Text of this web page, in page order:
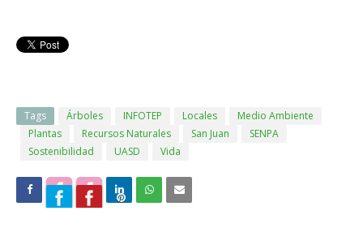
Tags Árboles INFOTEP Locales
Medio Ambiente
Plantas
Recursos Naturales San Juan
SENPA
Sostenibilidad
UASD Vida